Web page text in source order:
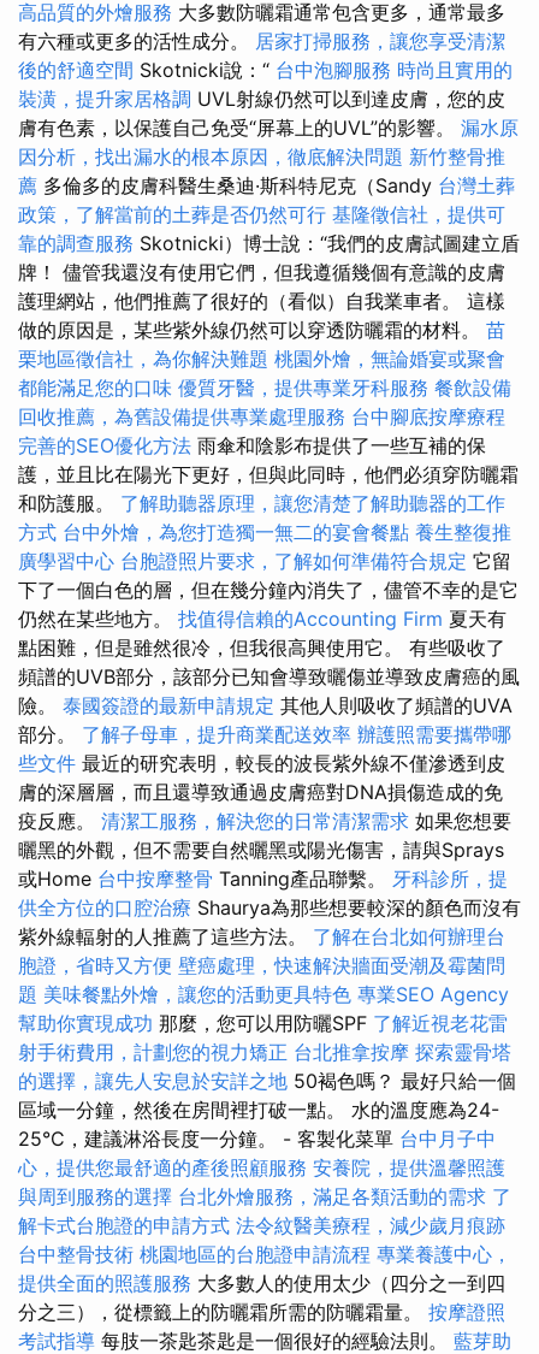
高品質的外燴服務 大多數防曬霜通常包含更多，通常最多
有六種或更多的活性成分。 居家打掃服務，讓您享受清潔
後的舒適空間 Skotnicki說：“ 台中泡腳服務 時尚且實用的
裝潢，提升家居格調 UVL射線仍然可以到達皮膚，您的皮
膚有色素，以保護自己免受“屏幕上的UVL”的影響。 漏水原
因分析，找出漏水的根本原因，徹底解決問題 新竹整骨推
薦 多倫多的皮膚科醫生桑迪·斯科特尼克（Sandy 台灣土葬
政策，了解當前的土葬是否仍然可行 基隆徵信社，提供可
靠的調查服務 Skotnicki）博士說：“我們的皮膚試圖建立盾
牌！ 儘管我還沒有使用它們，但我遵循幾個有意識的皮膚
護理網站，他們推薦了很好的（看似）自我業車者。 這樣
做的原因是，某些紫外線仍然可以穿透防曬霜的材料。 苗
栗地區徵信社，為你解決難題 桃園外燴，無論婚宴或聚會
都能滿足您的口味 優質牙醫，提供專業牙科服務 餐飲設備
回收推薦，為舊設備提供專業處理服務 台中腳底按摩療程
完善的SEO優化方法 雨傘和陰影布提供了一些互補的保
護，並且比在陽光下更好，但與此同時，他們必須穿防曬霜
和防護服。 了解助聽器原理，讓您清楚了解助聽器的工作
方式 台中外燴，為您打造獨一無二的宴會餐點 養生整復推
廣學習中心 台胞證照片要求，了解如何準備符合規定 它留
下了一個白色的層，但在幾分鐘內消失了，儘管不幸的是它
仍然在某些地方。 找值得信賴的Accounting Firm 夏天有
點困難，但是雖然很冷，但我很高興使用它。 有些吸收了
頻譜的UVB部分，該部分已知會導致曬傷並導致皮膚癌的風
險。 泰國簽證的最新申請規定 其他人則吸收了頻譜的UVA
部分。 了解子母車，提升商業配送效率 辦護照需要攜帶哪
些文件 最近的研究表明，較長的波長紫外線不僅滲透到皮
膚的深層層，而且還導致通過皮膚癌對DNA損傷造成的免
疫反應。 清潔工服務，解決您的日常清潔需求 如果您想要
曬黑的外觀，但不需要自然曬黑或陽光傷害，請與Sprays
或Home 台中按摩整骨 Tanning產品聯繫。 牙科診所，提
供全方位的口腔治療 Shaurya為那些想要較深的顏色而沒有
紫外線輻射的人推薦了這些方法。 了解在台北如何辦理台
胞證，省時又方便 壁癌處理，快速解決牆面受潮及霉菌問
題 美味餐點外燴，讓您的活動更具特色 專業SEO Agency
幫助你實現成功 那麼，您可以用防曬SPF 了解近視老花雷
射手術費用，計劃您的視力矯正 台北推拿按摩 探索靈骨塔
的選擇，讓先人安息於安詳之地 50褐色嗎？ 最好只給一個
區域一分鐘，然後在房間裡打破一點。 水的溫度應為24-
25°C，建議淋浴長度一分鐘。 - 客製化菜單 台中月子中
心，提供您最舒適的產後照顧服務 安養院，提供溫馨照護
與周到服務的選擇 台北外燴服務，滿足各類活動的需求 了
解卡式台胞證的申請方式 法令紋醫美療程，減少歲月痕跡
台中整骨技術 桃園地區的台胞證申請流程 專業養護中心，
提供全面的照護服務 大多數人的使用太少（四分之一到四
分之三），從標籤上的防曬霜所需的防曬霜量。 按摩證照
考試指導 每肢一茶匙茶匙是一個很好的經驗法則。 藍芽助